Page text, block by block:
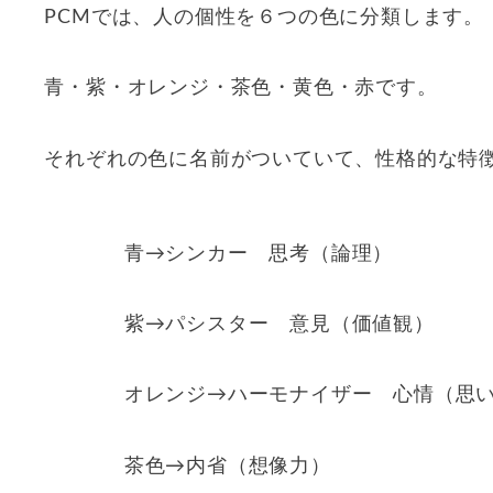
PCMでは、人の個性を６つの色に分類します。
青・紫・オレンジ・茶色・黄色・赤です。
それぞれの色に名前がついていて、性格的な特
青→シンカー 思考（論理）
紫→パシスター 意見（価値観）
オレンジ→ハーモナイザー 心情（思い
茶色→内省（想像力）